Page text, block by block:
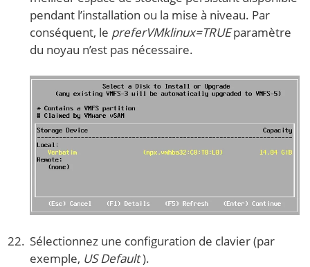
pendant l’installation ou la mise à niveau. Par
conséquent, le preferVMklinux=TRUEparamètre
du noyau n’est pas nécessaire.
Sélectionnez une configuration de clavier (par
exemple, US Default).